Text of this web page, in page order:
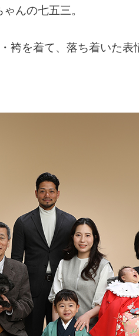
んの七五三。
袴を着て、落ち着いた